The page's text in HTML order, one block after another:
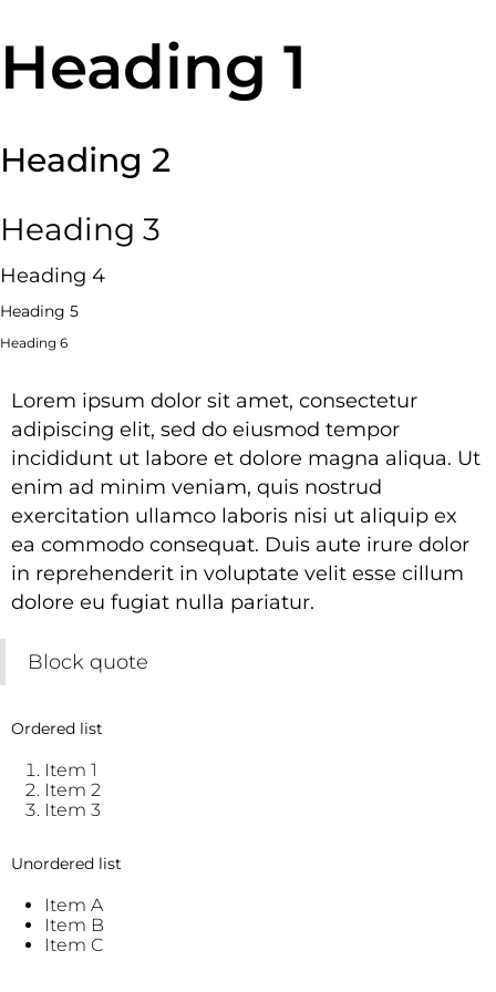
Heading 1
Heading 2
Heading 3
Heading 4
Heading 5
Heading 6
Lorem ipsum dolor sit amet, consectetur
adipiscing elit, sed do eiusmod tempor
incididunt ut labore et dolore magna aliqua. Ut
enim ad minim veniam, quis nostrud
exercitation ullamco laboris nisi ut aliquip ex
ea commodo consequat. Duis aute irure dolor
in reprehenderit in voluptate velit esse cillum
dolore eu fugiat nulla pariatur.
Block quote
Ordered list
Item 1
Item 2
Item 3
Unordered list
Item A
Item B
Item C